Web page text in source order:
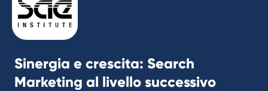
Sinergia e crescita: Search
Marketing al livello successivo